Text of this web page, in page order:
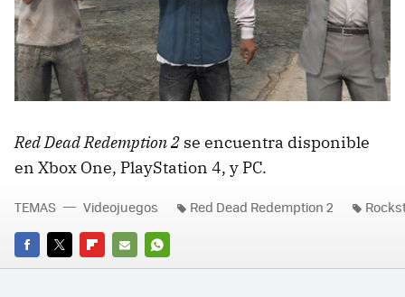
Red Dead Redemption 2 se encuentra disponible
en Xbox One, PlayStation 4, y PC.
FACEBOOK
TWITTERFLIPBOARD
E-
WHATSAPP
TEMAS Videojuegos Red Dead Redemption 2